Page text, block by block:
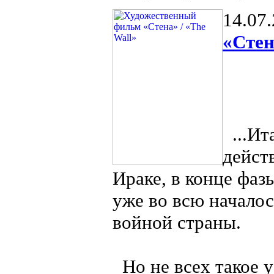
Ираке, в конце
уже во всю
войной страны.
Но не всех такое